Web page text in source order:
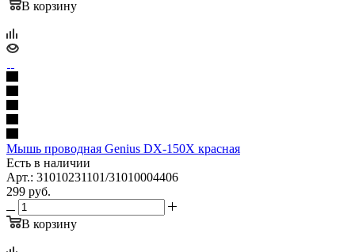
В корзину
Мышь проводная Genius DX-150X красная
Есть в наличии
Арт.: 31010231101/31010004406
299 руб.
В корзину